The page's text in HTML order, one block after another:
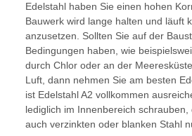
Edelstahl haben Sie einen hohen
Bauwerk wird lange halten und läuft
anzusetzen. Sollten Sie auf der
Bedingungen haben, wie
durch Chlor oder an der
Luft, dann nehmen Sie am besten
ist Edelstahl A2 vollkommen
lediglich im Innenbereich schrauben,
auch verzinkten oder blanken Stahl